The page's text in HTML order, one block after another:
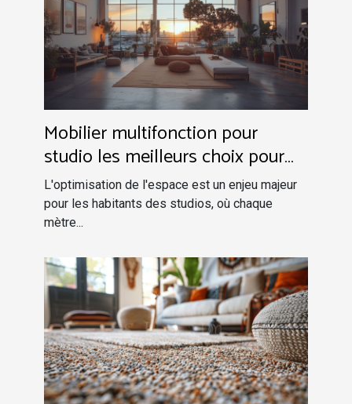
Mobilier multifonction pour
studio les meilleurs choix pour
optimiser l'espace
L'optimisation de l'espace est un enjeu majeur
pour les habitants des studios, où chaque
mètre...